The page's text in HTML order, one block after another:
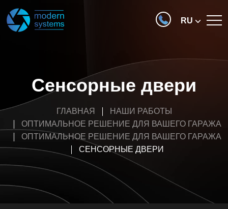
RU
Сенсорные двери
ГЛАВНАЯ
НАШИ РАБОТЫ
ОПТИМАЛЬНОЕ РЕШЕНИЕ ДЛЯ ВАШЕГО ГАРАЖА
ОПТИМАЛЬНОЕ РЕШЕНИЕ ДЛЯ ВАШЕГО ГАРАЖА
СЕНСОРНЫЕ ДВЕРИ